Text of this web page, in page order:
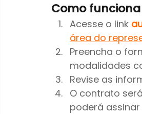
Como
Acesse o link
área do
Preencha o
modalidades
Revise as
O contrato
poderá